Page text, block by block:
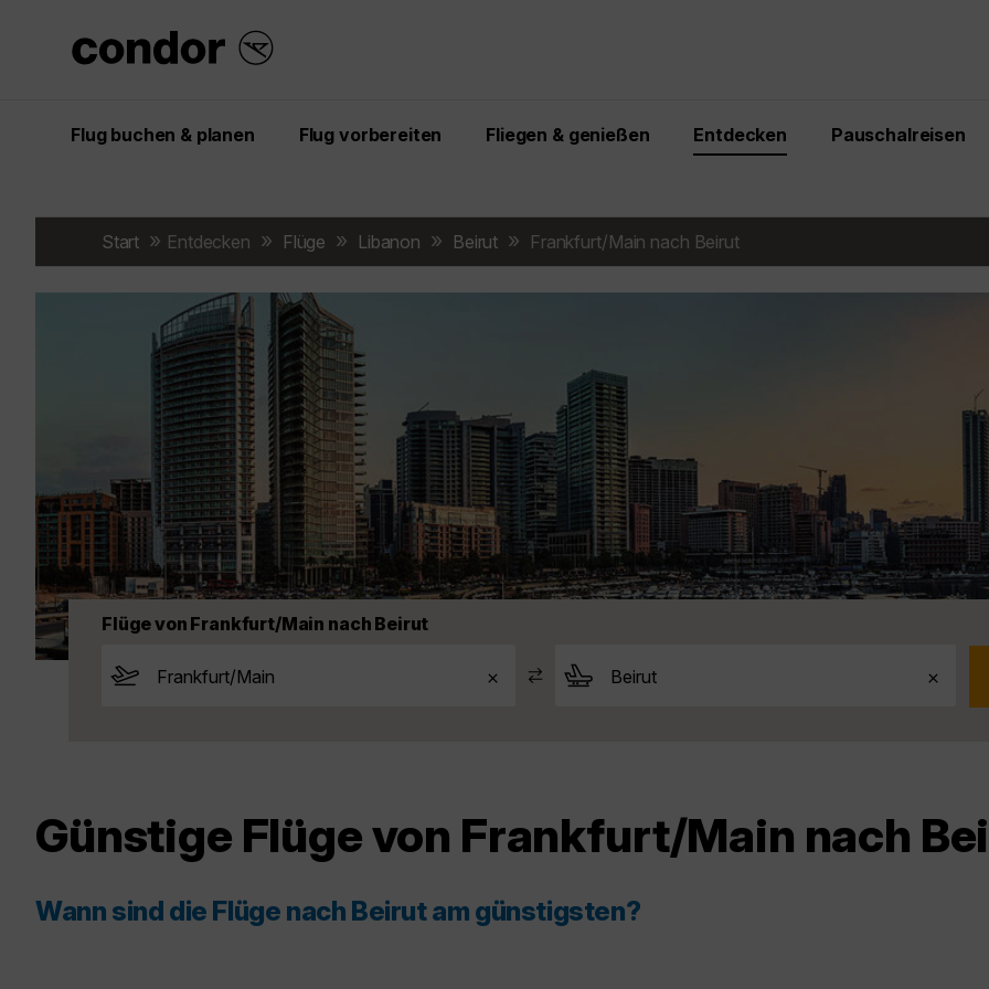
Flug buchen & planen Flug vorbereiten Fliegen & genießen Entdecken Pauschalreisen
Start Entdecken Flüge Libanon Beirut Frankfurt/Main nach Beirut
Flüge von Frankfurt/Main nach Beirut
Günstige Flüge von Frankfurt/Main nach
Wann sind die Flüge nach Beirut am günstigsten?